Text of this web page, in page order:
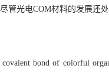
管光电COM材料的发展还
bond of colorful